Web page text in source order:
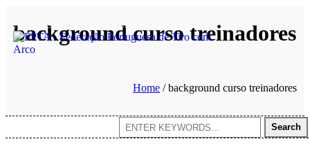
Anexo à residência dos Serviços de Ação Social da Universidade
Search
background curso treinadores
Home /background curso treinadores